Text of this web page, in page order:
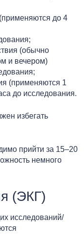
до 4
(обычно
и вечером)
(применяются 1
до исследования.
избегать
прийти за 15–20
немного
(ЭКГ)
исследований/